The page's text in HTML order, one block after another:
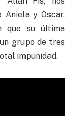
Aniela y Oscar,
que su última
grupo de tres
impunidad.